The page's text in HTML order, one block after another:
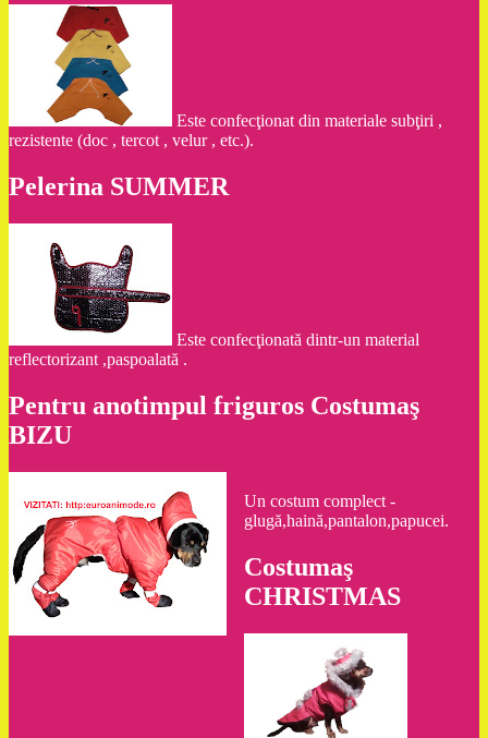
Este confecţionat din materiale subţiri ,
rezistente (doc , tercot , velur , etc.).
Pelerina SUMMER
Este confecţionată dintr-un material
reflectorizant ,paspoalată .
Pentru anotimpul friguros Costumaş
BIZU
Un costum complect -
glugă,haină,pantalon,papucei.
Costumaş
CHRISTMAS